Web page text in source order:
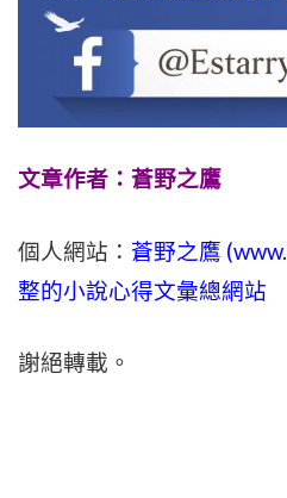
文章作者：蒼野之鷹
個人網站： 蒼野之鷹 (www.
整的小說心得文彙總網站
謝絕轉載。